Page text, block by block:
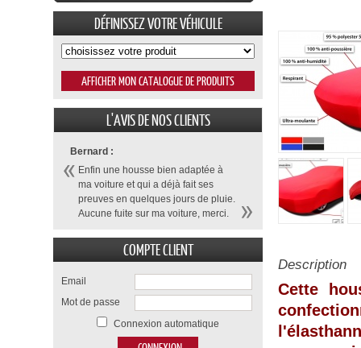
Description
Cette
DÉFINISSEZ VOTRE VÉHICULE
L'AVIS DE NOS CLIENTS
Bernard :
Enfin une housse bien adaptée à
ma voiture et qui a déjà fait ses
preuves en quelques jours de pluie.
Aucune fuite sur ma voiture, merci.
COMPTE CLIENT
Email
Mot de passe
Connexion automatique